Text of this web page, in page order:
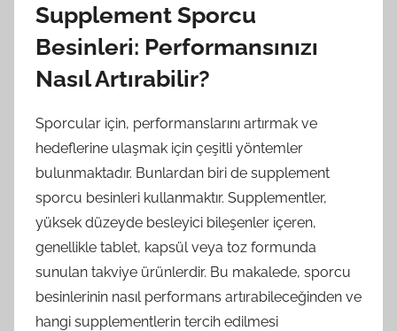
Supplement Sporcu
Besinleri: Performansınızı
Nasıl Artırabilir?
Sporcular için, performanslarını artırmak ve
hedeflerine ulaşmak için çeşitli yöntemler
bulunmaktadır. Bunlardan biri de supplement
sporcu besinleri kullanmaktır. Supplementler,
yüksek düzeyde besleyici bileşenler içeren,
genellikle tablet, kapsül veya toz formunda
sunulan takviye ürünlerdir. Bu makalede, sporcu
besinlerinin nasıl performans artırabileceğinden ve
hangi supplementlerin tercih edilmesi